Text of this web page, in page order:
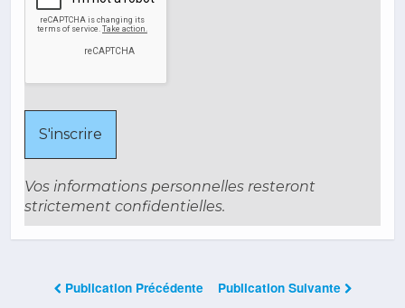
Vos informations personnelles resteront
strictement confidentielles.
Publication Précédente Publication Suivante